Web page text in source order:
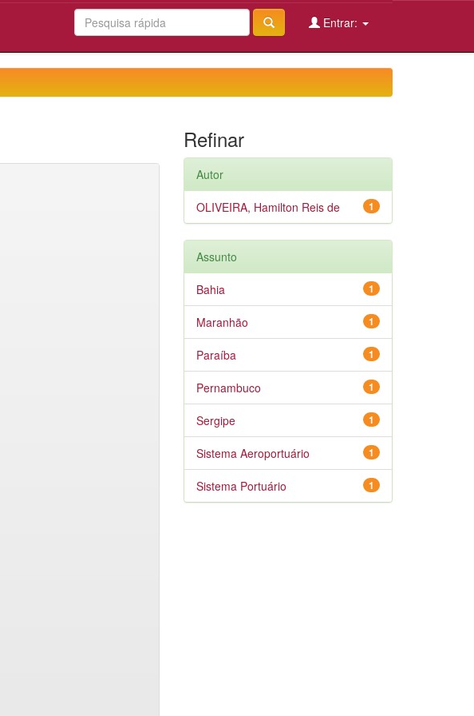
Entrar:
Refinar
Autor
1
OLIVEIRA, Hamilton Reis de
Assunto
1
Bahia
1
Maranhão
1
Paraíba
1
Pernambuco
1
Sergipe
1
Sistema Aeroportuário
1
Sistema Portuário